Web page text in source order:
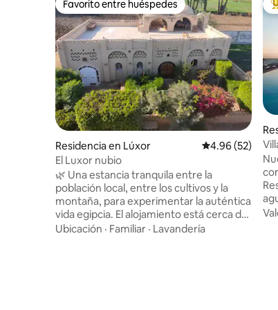
Favorito entre huéspedes
Favorito entre huéspedes
Residencia en Lúxor Calificación
4.96 (52)
El Luxor nubio
🌿 Una estancia tranquila entre la
población local, entre los cultivos y la
montaña, para experimentar la auténtica
vida egipcia. El alojamiento está cerca del
Valle de los Reyes, Hatshepsut y el
Ubicación · Familiar · Lavandería